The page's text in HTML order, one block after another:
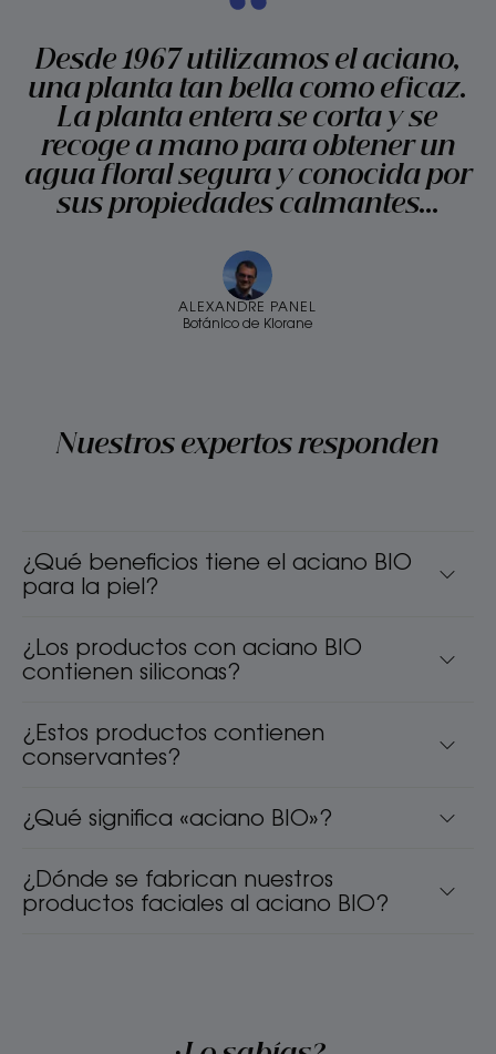
Desde 1967 utilizamos el aciano,
una planta tan bella como eficaz.
La planta entera se corta y se
recoge a mano para obtener un
agua floral segura y conocida por
sus propiedades calmantes...
ALEXANDRE PANEL
Botánico de Klorane
Nuestros expertos responden
¿Qué beneficios tiene el aciano BIO
para la piel?
¿Los productos con aciano BIO
contienen siliconas?
¿Estos productos contienen
conservantes?
¿Qué significa «aciano BIO»?
¿Dónde se fabrican nuestros
productos faciales al aciano BIO?